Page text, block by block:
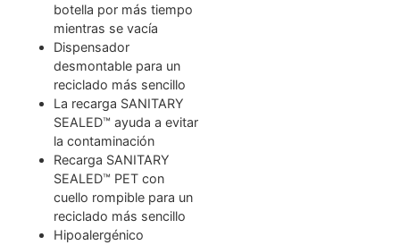
botella por más tiempo
mientras se vacía
Dispensador
desmontable para un
reciclado más sencillo
La recarga SANITARY
SEALED™ ayuda a evitar
la contaminación
Recarga SANITARY
SEALED™ PET con
cuello rompible para un
reciclado más sencillo
Hipoalergénico